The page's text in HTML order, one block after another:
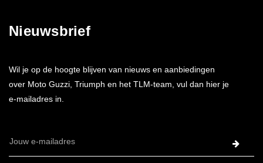
Nieuwsbrief
Wil je op de hoogte blijven van nieuws en aanbiedingen
over Moto Guzzi, Triumph en het TLM-team, vul dan hier je
e-mailadres in.
E-